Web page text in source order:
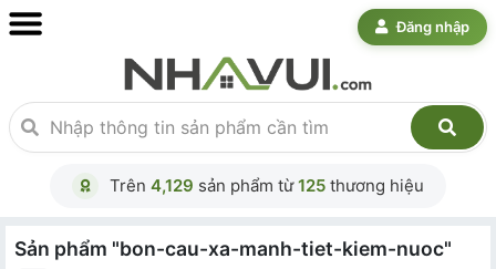
Đăng nhập
Trên 4,129 sản phẩm từ125 thương hiệu
Sản phẩm "bon-cau-xa-manh-tiet-kiem-nuoc"